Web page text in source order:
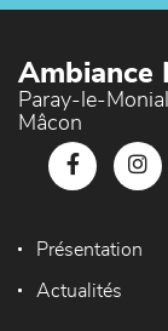
Ambiance
Paray-le-
Mâcon
Présentation
Actualités